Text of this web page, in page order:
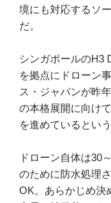
境にも対応するソ
だ。
シンガポールのH3
を拠点にドローン
ス・ジャパンが昨
の本格展開に向け
を進めているという
ドローン自体は30
のために防水処理
OK。あらかじめ決